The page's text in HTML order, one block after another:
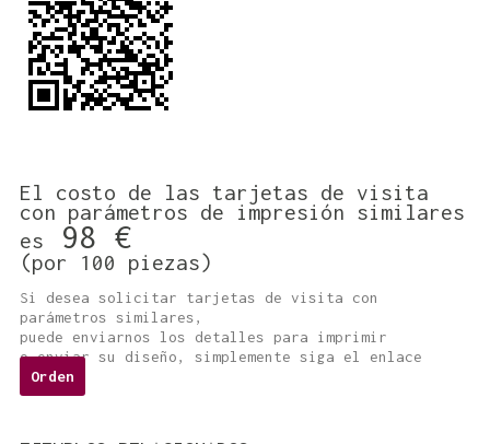
El costo de las tarjetas de visita
con parámetros de impresión similares
es
98 €
(por 100 piezas)
Si desea solicitar tarjetas de visita con
parámetros similares,
puede enviarnos los detalles para imprimir
o enviar su diseño, simplemente siga el enlace
Orden